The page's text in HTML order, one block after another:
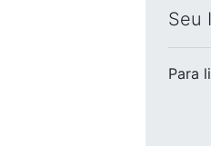
Seu
Para